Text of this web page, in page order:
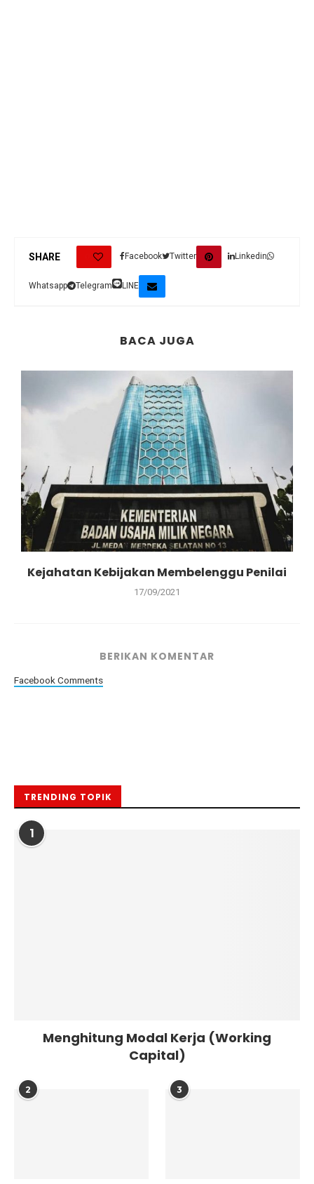
SHARE Facebook Twitter Linkedin
Whatsapp Telegram LINE
BACA JUGA
Kejahatan Kebijakan Membelenggu Penilai
17/09/2021
BERIKAN KOMENTAR
Facebook Comments
TRENDING TOPIK
1
Menghitung Modal Kerja (Working
Capital)
2 3